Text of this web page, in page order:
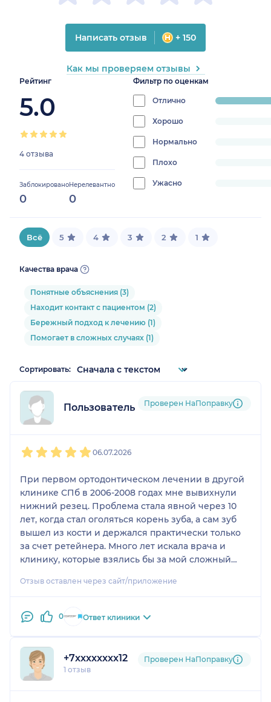
Рейтинг
5.0
4 отзыва
Заблокировано
0
Нерелевантно
0
Фильтр по оценкам
Отлично
progress:
Хорошо
0%
Нормально
0%
Плохо
0%
Ужасно
progress:
Написать отзыв + 150
Как мы проверяем отзывы
Всё 5 4 3 2 1
Качества врача
Понятные объяснения (3)
Находит контакт с пациентом (2)
Бережный подход к лечению (1)
Помогает в сложных случаях (1)
Сортировать:
Пользователь НаПоправку
Проверен НаПоправку
06.07.2026
При первом ортодонтическом лечении в другой
клинике СПб в 2006-2008 годах мне вывихнули
нижний резец. Проблема стала явной через 10
лет, когда стал оголяться корень зуба, а сам зуб
вышел из кости и держался практически только
за счет ретейнера. Много лет искала врача и
клинику, которые взялись бы за мой сложный
удалить зуб. В «Полный Порядок» шла уже без
случай, согласились взяться за лечение. Лечащим
врачом была Ольга Геннадиевна Гудко. Процесс
повышенной чувствительностью. Учитывая
тяжесть случая, врач мне разъяснила, что
существует риск потери зуба. Я согласилась на
Отзыв оставлен через сайт/приложение
0 Ответ клиники
+7xxxxxxxx12
1 отзыв
Проверен НаПоправку